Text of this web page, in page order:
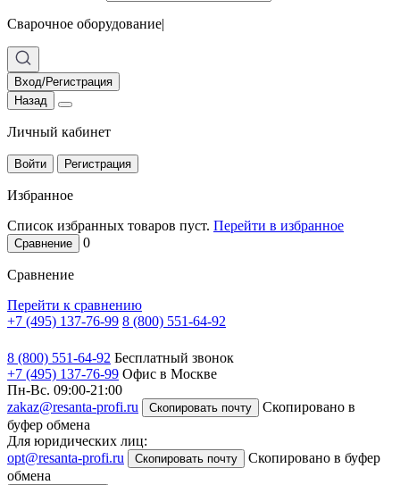
Сварочное оборудование|
Вход/Регистрация
Назад
Личный кабинет
Войти Регистрация
Избранное
Список избранных товаров пуст. Перейти в избранное
Сравнение 0
Сравнение
Перейти к сравнению
+7 (495) 137-76-99 8 (800) 551-64-92
8 (800) 551-64-92 Бесплатный звонок
+7 (495) 137-76-99 Офис в Москве
Пн-Вс. 09:00-21:00
zakaz@resanta-profi.ru
Скопировать почту
Скопировано в
буфер обмена
Для юридических лиц:
opt@resanta-profi.ru
Скопировать почту
Скопировано в буфер
обмена